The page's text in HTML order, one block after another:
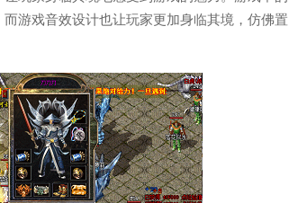
游戏音效设计也让玩家更加身临其境，仿佛置